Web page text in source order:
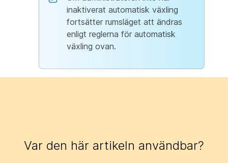
inaktiverat automatisk växling
fortsätter rumsläget att ändras
enligt reglerna för automatisk
växling ovan.
Var den här artikeln användbar?